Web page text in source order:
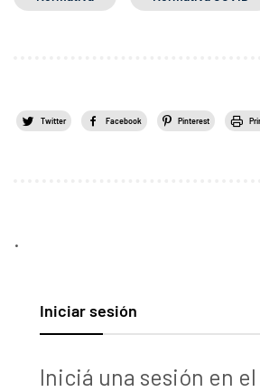
Twitter Facebook Pinterest
.
Iniciar sesión
Iniciá una sesión en